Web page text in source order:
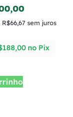
R$66,67 sem juros
188,00 no Pix